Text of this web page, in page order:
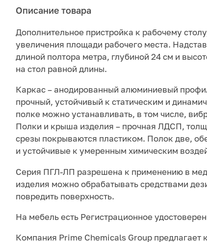
Описание товара
Дополнительное пристройка к рабочему
увеличения площади рабочего места.
длиной полтора метра, глубиной 24 см и
на стол равной длины.
Каркас – анодированный алюминиевый
прочный, устойчивый к статическим и
полке можно устанавливать, в том числе,
Полки и крыша изделия – прочная ЛДСП,
срезы покрываются пластиком. Полок две,
и устойчивые к умеренным химическим
Серия ПГЛ-ЛП разрешена к применению в
изделия можно обрабатывать средствами
повредить поверхность.
На мебель есть Регистрационное
Компания Prime Chemicals Group предлагает